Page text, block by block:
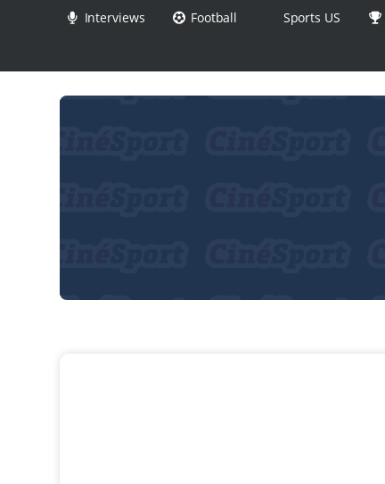
Interviews Football Sports US